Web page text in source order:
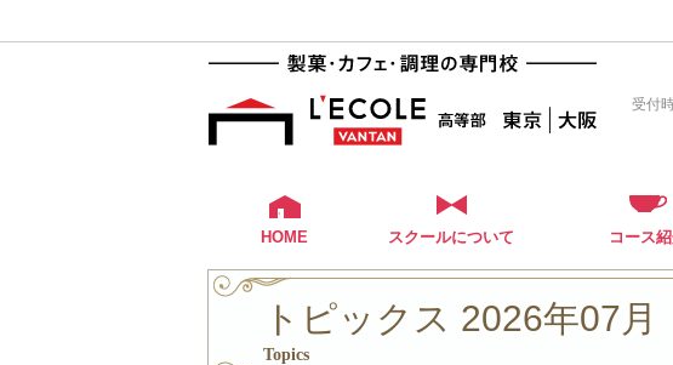
受付
HOME スクールについて コース
トピックス 2026年07月
Topics